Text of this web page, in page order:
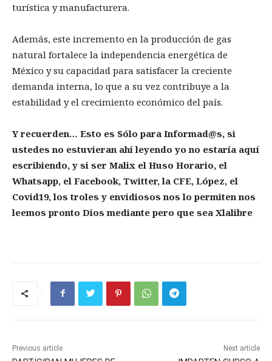
turística y manufacturera.
Además, este incremento en la producción de gas
natural fortalece la independencia energética de
México y su capacidad para satisfacer la creciente
demanda interna, lo que a su vez contribuye a la
estabilidad y el crecimiento económico del país.
Y recuerden… Esto es Sólo para Informad@s, si
ustedes no estuvieran ahí leyendo yo no estaría aquí
escribiendo, y si ser Malix el Huso Horario, el
Whatsapp, el Facebook, Twitter, la CFE, López, el
Covid19, los troles y envidiosos nos lo permiten nos
leemos pronto Dios mediante pero que sea Xlalibre
Previous article Next article